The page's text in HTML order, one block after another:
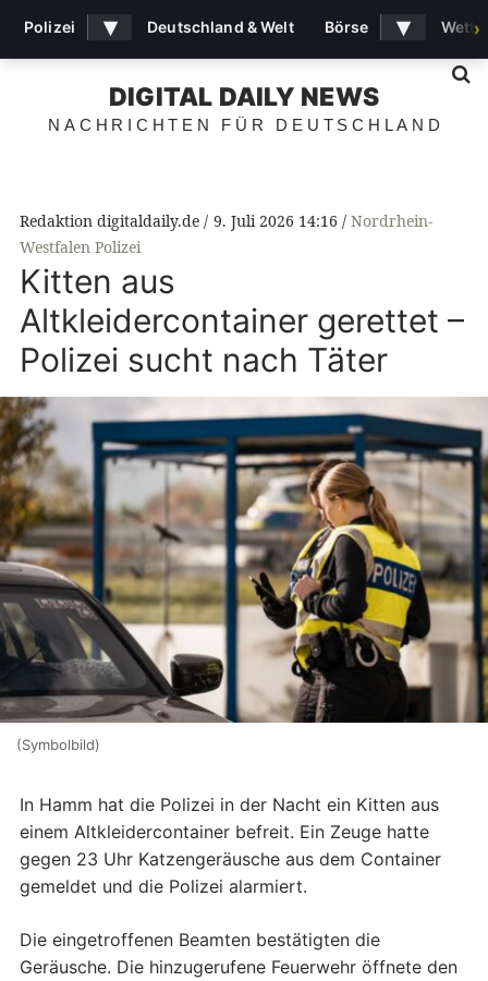
DIGITAL DAILY NEWS
NACHRICHTEN FÜR DEUTSCHLAND
Redaktion digitaldaily.de 9. Juli 2026 14:16
Nordrhein-
Westfalen Polizei
Kitten aus
Altkleidercontainer gerettet –
Polizei sucht nach Täter
(Symbolbild)
In Hamm hat die Polizei in der Nacht ein Kitten aus
einem Altkleidercontainer befreit. Ein Zeuge hatte
gegen 23 Uhr Katzengeräusche aus dem Container
gemeldet und die Polizei alarmiert.
Die eingetroffenen Beamten bestätigten die
Geräusche. Die hinzugerufene Feuerwehr öffnete den
Polizei ▾ Deutschland & Welt Börse ▾ ›